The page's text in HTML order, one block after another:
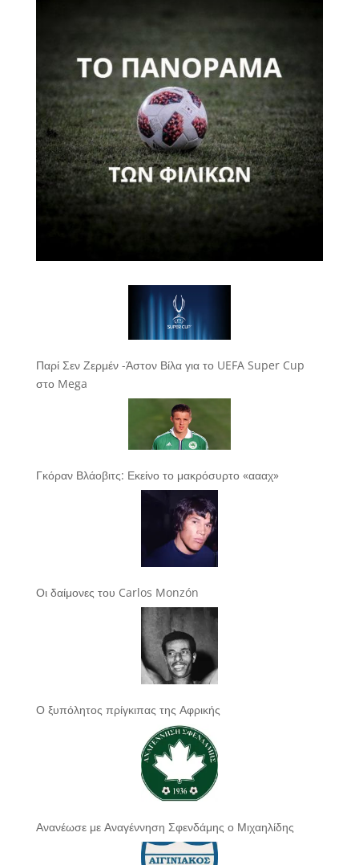
Παρί Σεν Ζερμέν -Άστον Βίλα για το UEFA Super Cup
στο Mega
Γκόραν Βλάοβιτς: Εκείνο το μακρόσυρτο «αααχ»
Οι δαίμονες του Carlos Monzón
Ο ξυπόλητος πρίγκιπας της Αφρικής
Ανανέωσε με Αναγέννηση Σφενδάμης ο Μιχαηλίδης